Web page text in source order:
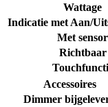
Wattage
Indicatie met Aan/
Met sensor
Richtbaar
Accessoires
Dimmer